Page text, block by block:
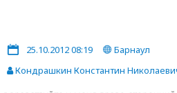
25.10.2012 08:19
Барнаул
Кондрашкин Константин